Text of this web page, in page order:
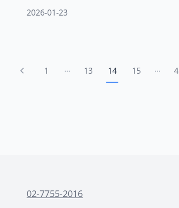
包含姓名、身體、健康、名譽、自由、
2026-01-23
1 ... 13 14 15 ...
02-7755-2016